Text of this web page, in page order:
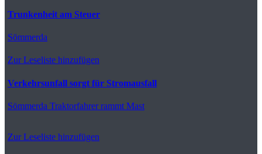
Trunkenheit am Steuer
Sömmerda
Zur Leseliste hinzufügen
Verkehrsunfall sorgt für Stromausfall
Sömmerda Traktorfahrer rammt Mast
Zur Leseliste hinzufügen